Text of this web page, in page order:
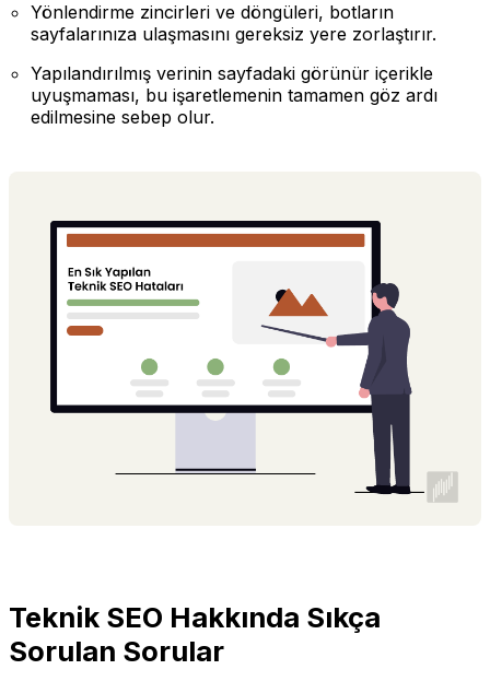
Yönlendirme zincirleri ve döngüleri, botların
sayfalarınıza ulaşmasını gereksiz yere zorlaştırır.
Yapılandırılmış verinin sayfadaki görünür içerikle
uyuşmaması, bu işaretlemenin tamamen göz ardı
edilmesine sebep olur.
Teknik SEO Hakkında Sıkça
Sorulan Sorular